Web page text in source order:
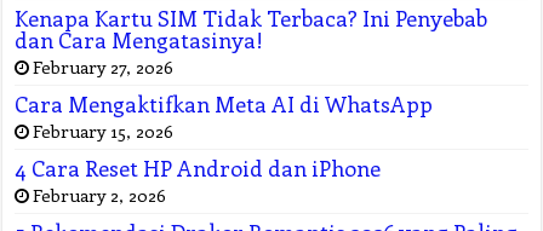
Kenapa Kartu SIM Tidak Terbaca? Ini Penyebab
dan Cara Mengatasinya!
February 27, 2026
Cara Mengaktifkan Meta AI di WhatsApp
February 15, 2026
4 Cara Reset HP Android dan iPhone
February 2, 2026